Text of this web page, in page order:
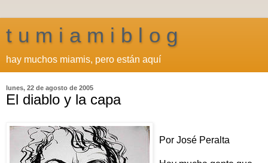
t u m i a m i b l o g
hay muchos miamis, pero están aquí
lunes, 22 de agosto de 2005
El diablo y la capa
Por José Peralta